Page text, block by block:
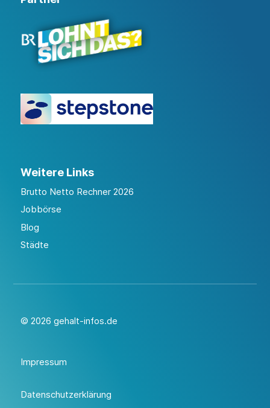
Weitere Links
Brutto Netto Rechner 2026
Jobbörse
Blog
Städte
© 2026 gehalt-infos.de
Impressum
Datenschutzerklärung